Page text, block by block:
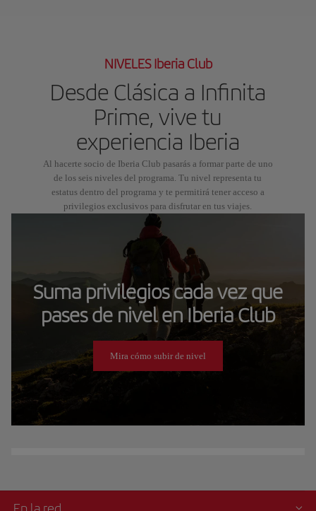
NIVELES Iberia Club
Desde Clásica a Infinita
Prime, vive tu
experiencia Iberia
Al hacerte socio de Iberia Club pasarás a formar parte de uno
de los seis niveles del programa. Tu nivel representa tu
estatus dentro del programa y te permitirá tener acceso a
privilegios exclusivos para disfrutar en tus viajes.
Suma privilegios cada vez que
pases de nivel en Iberia Club
Mira cómo subir de nivel